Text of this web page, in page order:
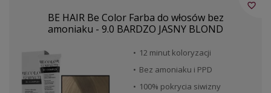
BE HAIR Be Color Farba do włosów bez
amoniaku - 9.0 BARDZO JASNY BLOND
12 minut koloryzacji
Bez amoniaku i PPD
100% pokrycia siwizny
favorite_border